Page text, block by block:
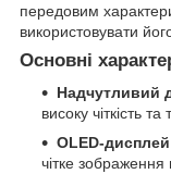
передовим
використовувати
Основні
Надчутливий
високу чіткість
OLED-
чітке